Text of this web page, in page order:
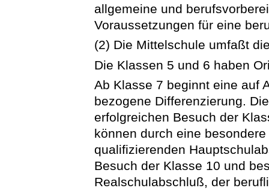
allgemeine und
Voraussetzungen für eine
(2) Die Mittelschule umfaßt
Die Klassen 5 und 6 haben
Ab Klasse 7 beginnt eine auf
bezogene Differenzierung.
erfolgreichen Besuch der
können durch eine
qualifizierenden
Besuch der Klasse 10 und
Realschulabschluß, der